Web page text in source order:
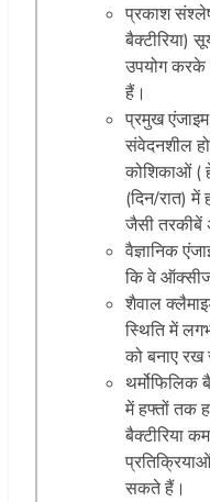
प्रकाश
बैक्टीरिया)
उपयोग करके
हैं।
प्रमुख
संवेदनशील
कोशिकाओं (
(दिन/रात)
जैसी तरकीबें
वैज्ञानिक
कि वे
शैवाल
स्थिति में
को बनाए
थर्मोफिलिक
में हफ्तों तक
बैक्टीरिया
सकते हैं।